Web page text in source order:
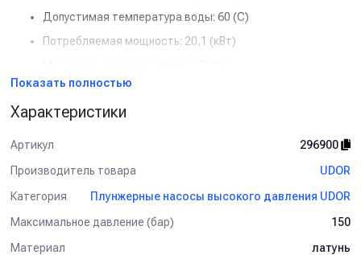
Допустимая температура воды: 60 (С)
Потребляемая мощность: 20,1 (кВт)
Показать полностью
Характеристики
Артикул
296900
Производитель товара
UDOR
Категория
Плунжерные насосы высокого давления UDOR
Максимальное давление (бар)
150
Материал
латунь